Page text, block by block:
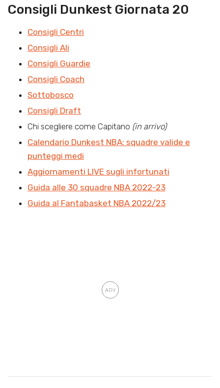
Consigli Dunkest Giornata 20
Consigli Centri
Consigli Ali
Consigli Guardie
Consigli Coach
Sottobosco
Consigli Draft
Chi scegliere come Capitano (in arrivo)
Calendario Dunkest NBA: squadre valide e
punteggi medi
Aggiornamenti LIVE sugli infortunati
Guida alle 30 squadre NBA 2022-23
Guida al Fantabasket NBA 2022/23